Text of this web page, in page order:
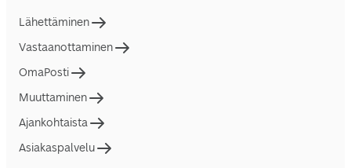
Lähettäminen
Vastaanottaminen
OmaPosti
Muuttaminen
Ajankohtaista
Asiakaspalvelu